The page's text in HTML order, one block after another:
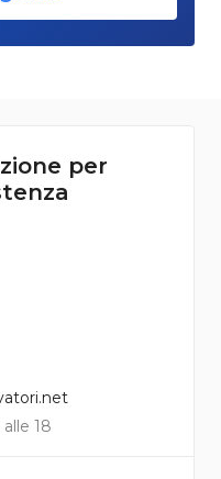
per
18